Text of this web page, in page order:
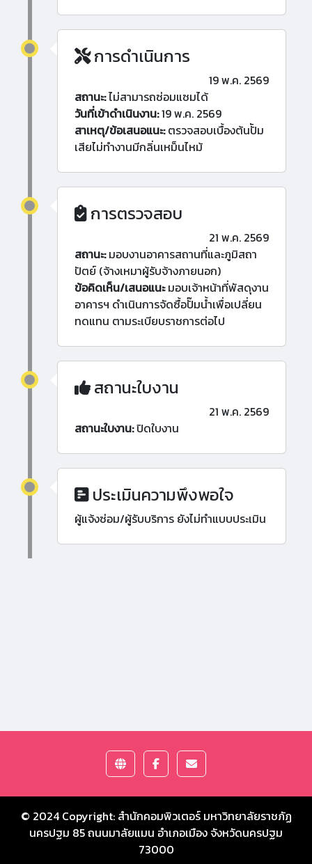
การดำเนินการ
19 พ.ค. 2569
สถานะ:ไม่สามารถซ่อมแซมได้
วันที่เข้าดำเนินงาน:19 พ.ค. 2569
สาเหตุ/ข้อเสนอแนะ:ตรวจสอบเบื้องต้นปััม
เสียไม่ทำงานมีกลิ่นเหม็นไหม้
การตรวจสอบ
21 พ.ค. 2569
สถานะ:มอบงานอาคารสถานที่และภูมิสถา
ปัตย์ (จ้างเหมาผู้รับจ้างภายนอก)
ข้อคิดเห็น/เสนอแนะมอบเจ้าหน้าที่พัสดุงาน
อาคารฯ ดำเนินการจัดซื้อปั๊มน้ำเพื่อเปลี่ยน
ทดแทน ตามระเบียบราชการต่อไป
สถานะใบงาน
21 พ.ค. 2569
สถานะใบงาน:ปิดใบงาน
ประเมินความพึงพอใจ
ผู้แจ้งซ่อม/ผู้รับบริการ ยังไม่ทำแบบประเมิน
© 2024 Copyright: สำนักคอมพิวเตอร์ มหาวิทยาลัยราชภัฏ
นครปฐม 85 ถนนมาลัยแมน อำเภอเมือง จังหวัดนครปฐม
73000